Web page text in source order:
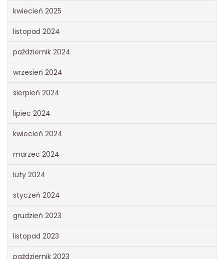
kwiecień 2025
listopad 2024
październik 2024
wrzesień 2024
sierpień 2024
lipiec 2024
kwiecień 2024
marzec 2024
luty 2024
styczeń 2024
grudzień 2023
listopad 2023
październik 2023